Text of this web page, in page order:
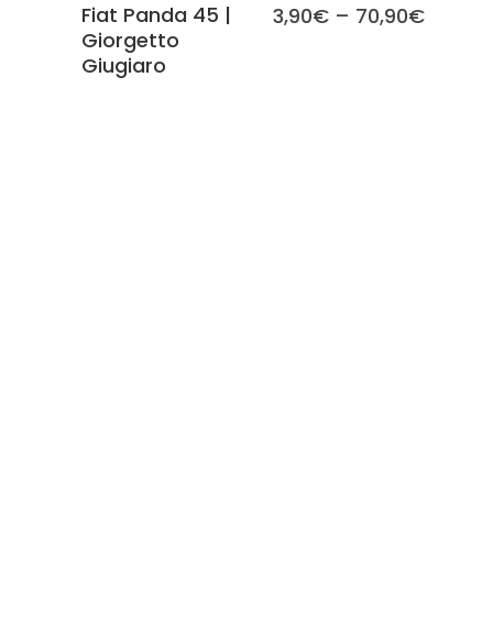
Fiat Panda 45 |
Giorgetto
Giugiaro
3,90€ – 70,90€